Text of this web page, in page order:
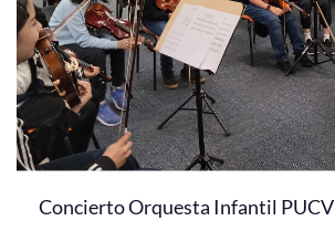
Concierto Orquesta Infantil PUCV